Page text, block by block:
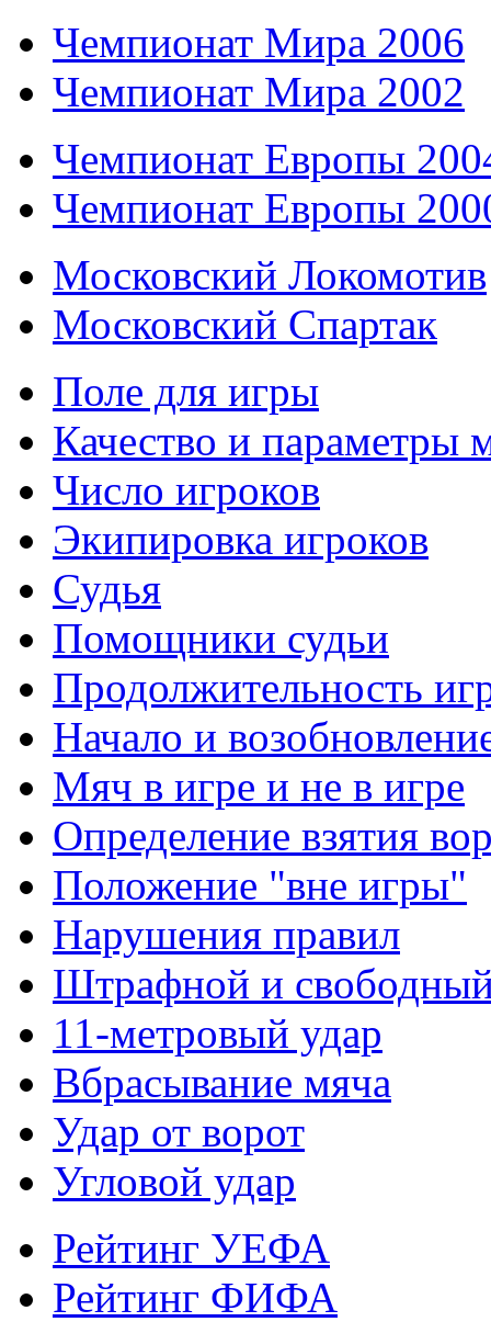
Чемпионат Мира 2006
Чемпионат Мира 2002
Чемпионат Европы
Чемпионат Европы
Московский Локомотив
Московский Спартак
Поле для игры
Качество и параметры
Число игроков
Экипировка игроков
Судья
Помощники судьи
Продолжительность
Начало и
Мяч в игре и не в игре
Определение взятия
Положение "вне игры"
Нарушения правил
Штрафной и
11-метровый удар
Вбрасывание мяча
Удар от ворот
Угловой удар
Рейтинг УЕФА
Рейтинг ФИФА